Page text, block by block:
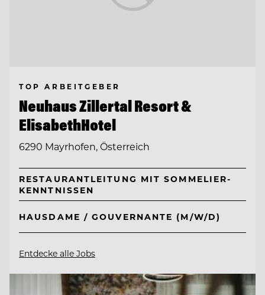
TOP ARBEITGEBER
Neuhaus Zillertal Resort &
ElisabethHotel
6290 Mayrhofen, Österreich
RESTAURANTLEITUNG MIT SOMMELIER-
KENNTNISSEN
HAUSDAME / GOUVERNANTE (M/W/D)
Entdecke alle Jobs